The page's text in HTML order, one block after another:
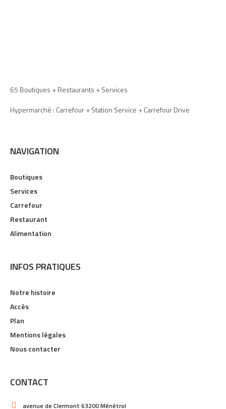
65 Boutiques + Restaurants + Services
Hypermarché : Carrefour + Station Service + Carrefour Drive
NAVIGATION
Boutiques
Services
Carrefour
Restaurant
Alimentation
INFOS PRATIQUES
Notre histoire
Accès
Plan
Mentions légales
Nous contacter
CONTACT
avenue de Clermont 63200 Ménétrol